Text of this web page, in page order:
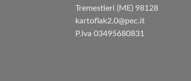
Tremestieri (ME) 98128
kartoflak2.0@pec.it
P.Iva 03495680831